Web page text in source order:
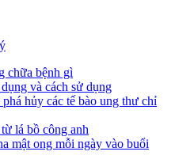
chữa bệnh gì
và cách sử dụng
hủy các tế bào ung thư chỉ
lá bồ công anh
mật ong mỗi ngày vào buổi